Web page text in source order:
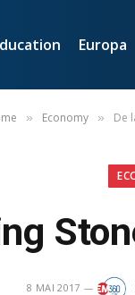
Europa
» Economy » De
8 MAI 2017